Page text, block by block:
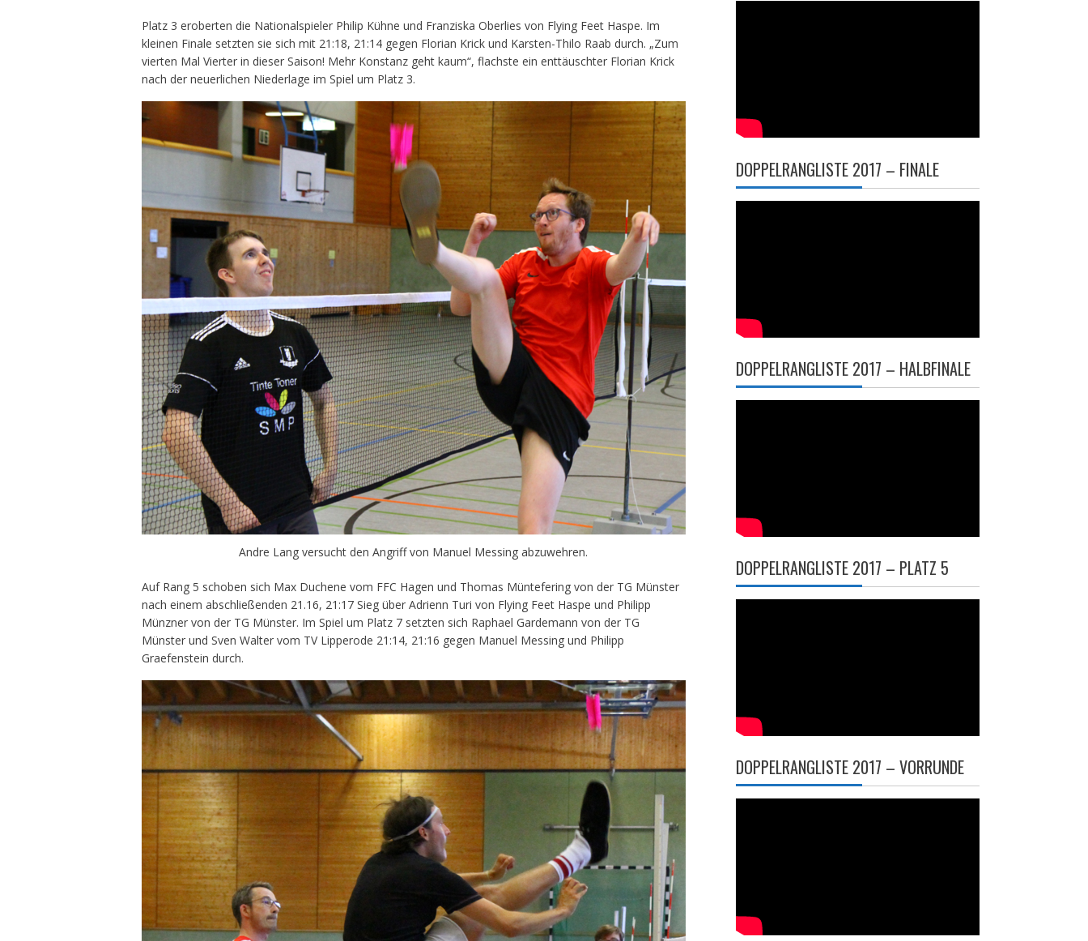
Platz 3 eroberten die Nationalspieler Philip Kühne und Franziska Oberlies von Flying Feet Haspe. Im
kleinen Finale setzten sie sich mit 21:18, 21:14 gegen Florian Krick und Karsten-Thilo Raab durch. „Zum
vierten Mal Vierter in dieser Saison! Mehr Konstanz geht kaum“, flachste ein enttäuschter Florian Krick
nach der neuerlichen Niederlage im Spiel um Platz 3.
Andre Lang versucht den Angriff von Manuel Messing abzuwehren.
Auf Rang 5 schoben sich Max Duchene vom FFC Hagen und Thomas Müntefering von der TG Münster
nach einem abschließenden 21.16, 21:17 Sieg über Adrienn Turi von Flying Feet Haspe und Philipp
Münzner von der TG Münster. Im Spiel um Platz 7 setzten sich Raphael Gardemann von der TG
Münster und Sven Walter vom TV Lipperode 21:14, 21:16 gegen Manuel Messing und Philipp
Graefenstein durch.
DOPPELRANGLISTE 2017 – FINALE
DOPPELRANGLISTE 2017 – HALBFINALE
DOPPELRANGLISTE 2017 – PLATZ 5
DOPPELRANGLISTE 2017 – VORRUNDE